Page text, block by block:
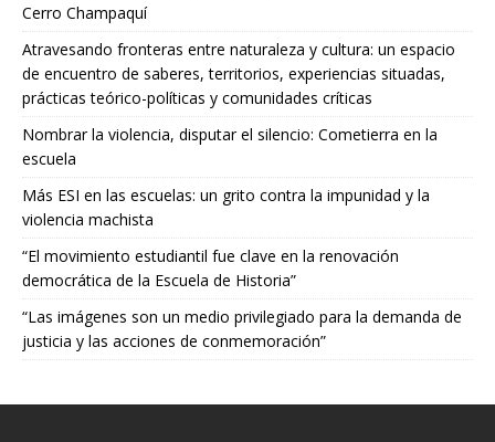
Cerro Champaquí
Atravesando fronteras entre naturaleza y cultura: un espacio
de encuentro de saberes, territorios, experiencias situadas,
prácticas teórico-políticas y comunidades críticas
Nombrar la violencia, disputar el silencio: Cometierra en la
escuela
Más ESI en las escuelas: un grito contra la impunidad y la
violencia machista
“El movimiento estudiantil fue clave en la renovación
democrática de la Escuela de Historia”
“Las imágenes son un medio privilegiado para la demanda de
justicia y las acciones de conmemoración”